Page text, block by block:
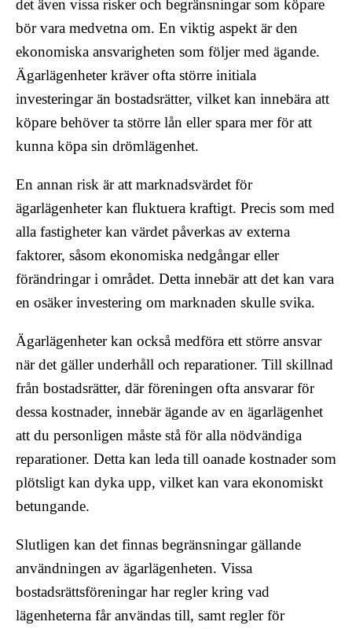
det även vissa risker och begränsningar som köpare
bör vara medvetna om. En viktig aspekt är den
ekonomiska ansvarigheten som följer med ägande.
Ägarlägenheter kräver ofta större initiala
investeringar än bostadsrätter, vilket kan innebära att
köpare behöver ta större lån eller spara mer för att
kunna köpa sin drömlägenhet.
En annan risk är att marknadsvärdet för
ägarlägenheter kan fluktuera kraftigt. Precis som med
alla fastigheter kan värdet påverkas av externa
faktorer, såsom ekonomiska nedgångar eller
förändringar i området. Detta innebär att det kan vara
en osäker investering om marknaden skulle svika.
Ägarlägenheter kan också medföra ett större ansvar
när det gäller underhåll och reparationer. Till skillnad
från bostadsrätter, där föreningen ofta ansvarar för
dessa kostnader, innebär ägande av en ägarlägenhet
att du personligen måste stå för alla nödvändiga
reparationer. Detta kan leda till oanade kostnader som
plötsligt kan dyka upp, vilket kan vara ekonomiskt
betungande.
Slutligen kan det finnas begränsningar gällande
användningen av ägarlägenheten. Vissa
bostadsrättsföreningar har regler kring vad
lägenheterna får användas till, samt regler för